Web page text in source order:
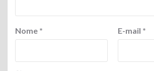
Nome * E-mail *